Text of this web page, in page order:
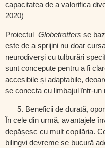
capacitatea de a valorifica
2020)
Proiectul Globetrotters se
este de a sprijini nu doar
neurodiverși cu tulburări
sunt concepute pentru a fi
accesibile și adaptabile,
se conecta cu limbajul într-un
Beneficii de durată,
În cele din urmă, avantajele
depășesc cu mult copilăria.
bilingvi devreme se bucură